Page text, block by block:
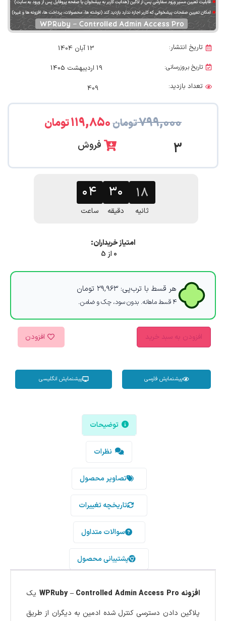
تاریخ انتشار: 13 آبان 1404
تاریخ بروزرسانی:
19 اردیبهشت 1405
تعداد بازدید:
409
۷۹۹,۰۰۰تومان۱۱۹,۸۵۰تومان
3 فروش
۰۴
ساعت
۳۰
دقیقه
۱۷
ثانیه
امتیاز خریداران:
0 از 5
هر قسط با ترب‌پی: ۲۹,۹۶۳ تومان
۴ قسط ماهانه. بدون سود، چک و ضامن.
افزودن به سبد خرید افزودن
پیشنمایش فارسی پیشنمایش انگلیسی
توضیحات
نظرات
تصاویر محصول
تاریخچه تغییرات
سوالات متداول
پشتیبانی محصول
افزونه WPRuby – Controlled Admin Access Pro
یک
پلاگین دادن دسترسی کنترل شده ادمین به دیگران از طریق